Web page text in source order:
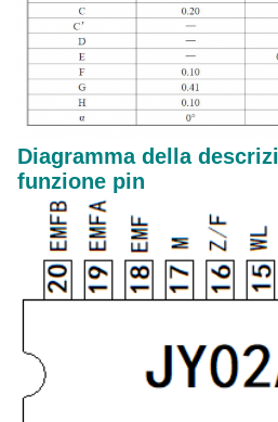
Diagramma della
funzione pin